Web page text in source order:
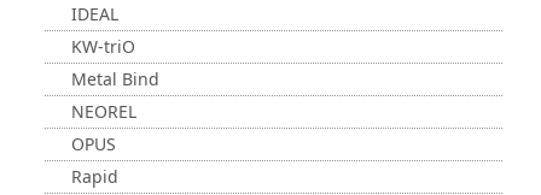
IDEAL
KW-triO
Metal Bind
NEOREL
OPUS
Rapid